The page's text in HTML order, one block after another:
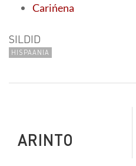
Carińena
SILDID
HISPAANIA
ARINTO